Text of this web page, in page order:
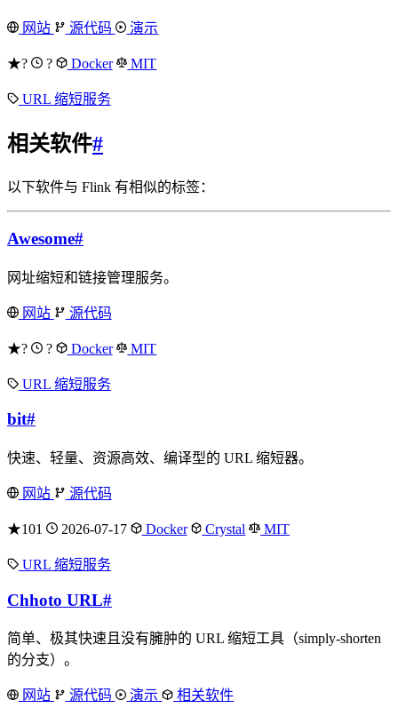
网站 源代码 演示
★? ? Docker MIT
URL 缩短服务
相关软件#
以下软件与 Flink 有相似的标签：
Awesome#
网址缩短和链接管理服务。
网站 源代码
★? ? Docker MIT
URL 缩短服务
bit#
快速、轻量、资源高效、编译型的 URL 缩短器。
网站 源代码
★101 2026-07-17 Docker Crystal MIT
URL 缩短服务
Chhoto URL#
简单、极其快速且没有臃肿的 URL 缩短工具（simply-shorten
的分支）。
网站 源代码 演示 相关软件